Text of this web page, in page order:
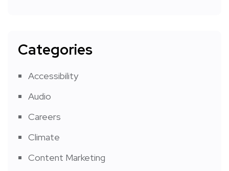
Categories
Accessibility
Audio
Careers
Climate
Content Marketing